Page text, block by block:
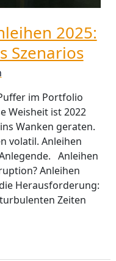
2025:
Szenarios
im Portfolio
Weisheit ist 2022
Wanken geraten.
volatil. Anleihen
Anleihen
Anleihen
Herausforderung:
Zeiten